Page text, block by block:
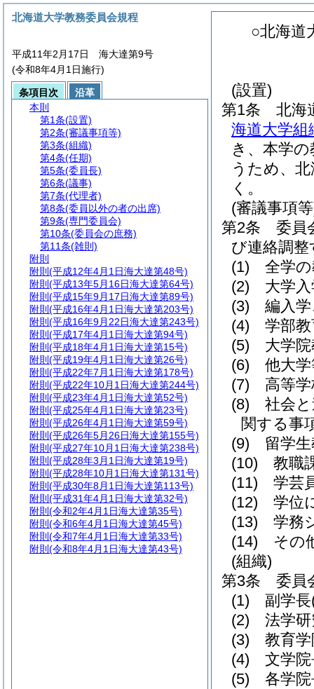
○北海道
(設置)
第1条
北海
海道大学組
き、本学
うため、
く。
(審議事項
第2条
委員
び連絡調整
(1)
全学
(2)
大学
(3)
編入
(4)
学部
(5)
大学
(6)
他大
(7)
高等
(8)
社会
関する事
(9)
留学
(10)
教職
(11)
学芸
(12)
学位
(13)
学務
(14)
その
(組織)
第3条
委員
(1)
副学長
(2)
法学
(3)
教育
(4)
文学
(5)
各学
北海道大学教務委員会規程
平成11年2月17日 海大達第9号
(令和8年4月1日施行)
条項目次
沿革
本則
第1条(設置)
第2条(審議事項等)
第3条(組織)
第4条(任期)
第5条(委員長)
第6条(議事)
第7条(代理者)
第8条(委員以外の者の出席)
第9条(専門委員会)
第10条(委員会の庶務)
第11条(雑則)
附則
附則 (平成12年4月1日海大達第48号)
附則 (平成13年5月16日海大達第64号)
附則 (平成15年9月17日海大達第89号)
附則 (平成16年4月1日海大達第203号)
附則 (平成16年9月22日海大達第243号)
附則 (平成17年4月1日海大達第94号)
附則 (平成18年4月1日海大達第15号)
附則 (平成19年4月1日海大達第26号)
附則 (平成22年7月1日海大達第178号)
附則 (平成22年10月1日海大達第244号)
附則 (平成23年4月1日海大達第52号)
附則 (平成25年4月1日海大達第23号)
附則 (平成26年4月1日海大達第59号)
附則 (平成26年5月26日海大達第155号)
附則 (平成27年10月1日海大達第238号)
附則 (平成28年3月1日海大達第19号)
附則 (平成28年10月1日海大達第131号)
附則 (平成30年8月1日海大達第113号)
附則 (平成31年4月1日海大達第32号)
附則 (令和2年4月1日海大達第35号)
附則 (令和6年4月1日海大達第45号)
附則 (令和7年4月1日海大達第33号)
附則 (令和8年4月1日海大達第43号)